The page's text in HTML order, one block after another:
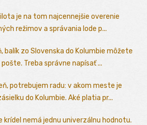
je na tom najcennejšie overenie
režimov a správania lode p...
balík zo Slovenska do Kolumbie môžete
Treba správne napísať ...
potrebujem radu: v akom meste je
do Kolumbie. Aké platia pr...
krídel nemá jednu univerzálnu hodnotu.